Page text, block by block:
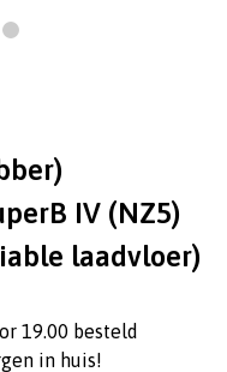
IV (NZ5)
laadvloer)
19.00 besteld
in huis!